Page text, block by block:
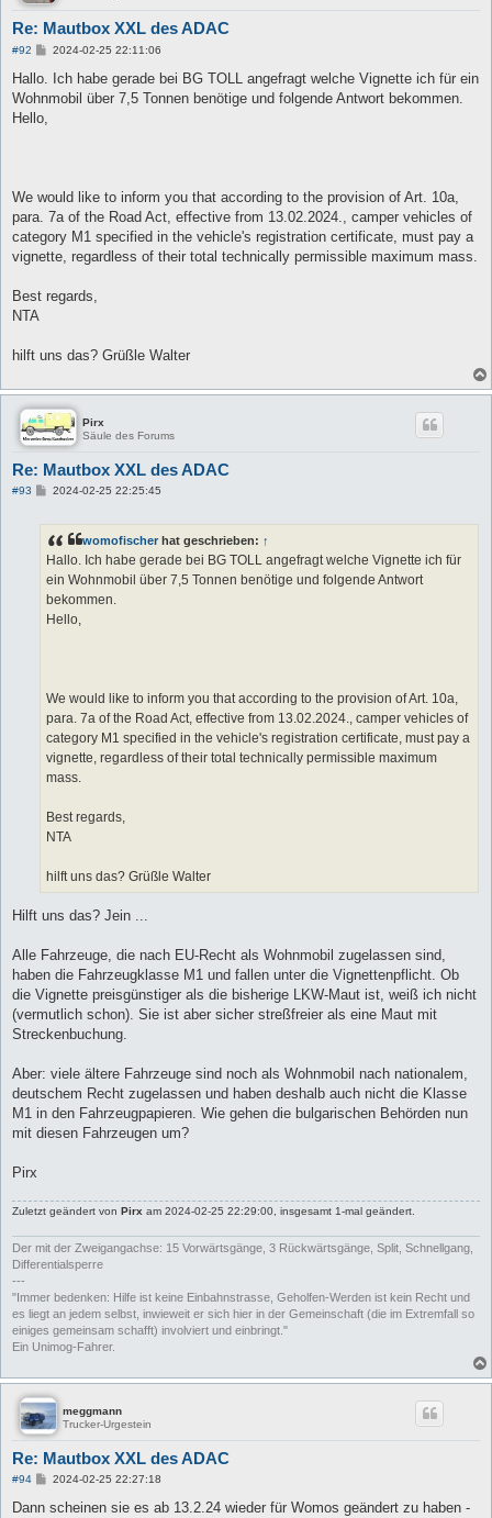
Re: Mautbox XXL des ADAC
#92
B
r
2024-02-25 22:11:06
Hallo. Ich habe gerade bei BG TOLL angefragt welche Vignette ich für ein
Wohnmobil über 7,5 Tonnen benötige und folgende Antwort bekommen.
Hello,
We would like to inform you that according to the provision of Art. 10a,
para. 7a of the Road Act, effective from 13.02.2024., camper vehicles of
category M1 specified in the vehicle's registration certificate, must pay a
vignette, regardless of their total technically permissible maximum mass.
Best regards,
NTA
hilft uns das? Grüßle Walter
Pirx
Säule des Forums
Re: Mautbox XXL des ADAC
#93
B
r
a
g
2024-02-25 22:25:45
womofischer hat geschrieben: ↑
Hallo. Ich habe gerade bei BG TOLL angefragt welche Vignette ich für
ein Wohnmobil über 7,5 Tonnen benötige und folgende Antwort
bekommen.
Hello,
We would like to inform you that according to the provision of Art. 10a,
para. 7a of the Road Act, effective from 13.02.2024., camper vehicles of
category M1 specified in the vehicle's registration certificate, must pay a
vignette, regardless of their total technically permissible maximum
mass.
Best regards,
NTA
hilft uns das? Grüßle Walter
Hilft uns das? Jein ...
Alle Fahrzeuge, die nach EU-Recht als Wohnmobil zugelassen sind,
haben die Fahrzeugklasse M1 und fallen unter die Vignettenpflicht. Ob
die Vignette preisgünstiger als die bisherige LKW-Maut ist, weiß ich nicht
(vermutlich schon). Sie ist aber sicher streßfreier als eine Maut mit
Streckenbuchung.
Aber: viele ältere Fahrzeuge sind noch als Wohnmobil nach nationalem,
deutschem Recht zugelassen und haben deshalb auch nicht die Klasse
M1 in den Fahrzeugpapieren. Wie gehen die bulgarischen Behörden nun
mit diesen Fahrzeugen um?
Pirx
Zuletzt geändert von Pirx am 2024-02-25 22:29:00, insgesamt 1-mal geändert.
Der mit der Zweigangachse: 15 Vorwärtsgänge, 3 Rückwärtsgänge, Split, Schnellgang,
Differentialsperre
---
"Immer bedenken: Hilfe ist keine Einbahnstrasse, Geholfen-Werden ist kein Recht und
es liegt an jedem selbst, inwieweit er sich hier in der Gemeinschaft (die im Extremfall so
einiges gemeinsam schafft) involviert und einbringt."
Ein Unimog-Fahrer.
meggmann
Trucker-Urgestein
Re: Mautbox XXL des ADAC
#94
B
i
2024-02-25 22:27:18
Dann scheinen sie es ab 13.2.24 wieder für Womos geändert zu haben -